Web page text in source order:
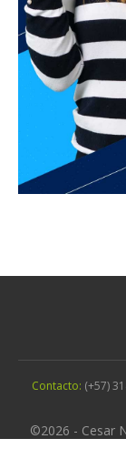
Contacto: (+57)
©2026 - Cesar